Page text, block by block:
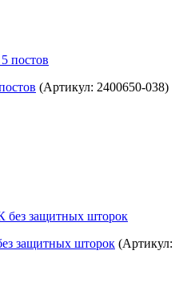
(Артикул: 2400650-038)
защитных шторок (Артикул: